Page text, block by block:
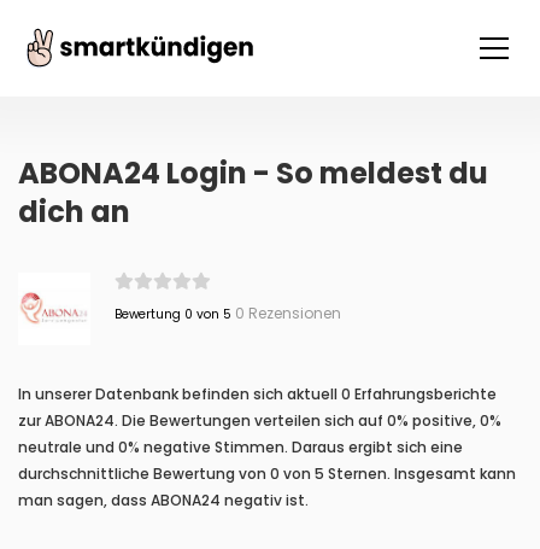
ABONA24 Login - So meldest du
dich an
Bewertung 0 von 5 0 Rezensionen
In unserer Datenbank befinden sich aktuell 0 Erfahrungsberichte
zur ABONA24. Die Bewertungen verteilen sich auf 0% positive, 0%
neutrale und 0% negative Stimmen. Daraus ergibt sich eine
durchschnittliche Bewertung von 0 von 5 Sternen. Insgesamt kann
man sagen, dass ABONA24 negativ ist.